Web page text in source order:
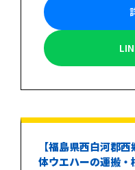
【福島県西白河郡
体ウエハーの運搬